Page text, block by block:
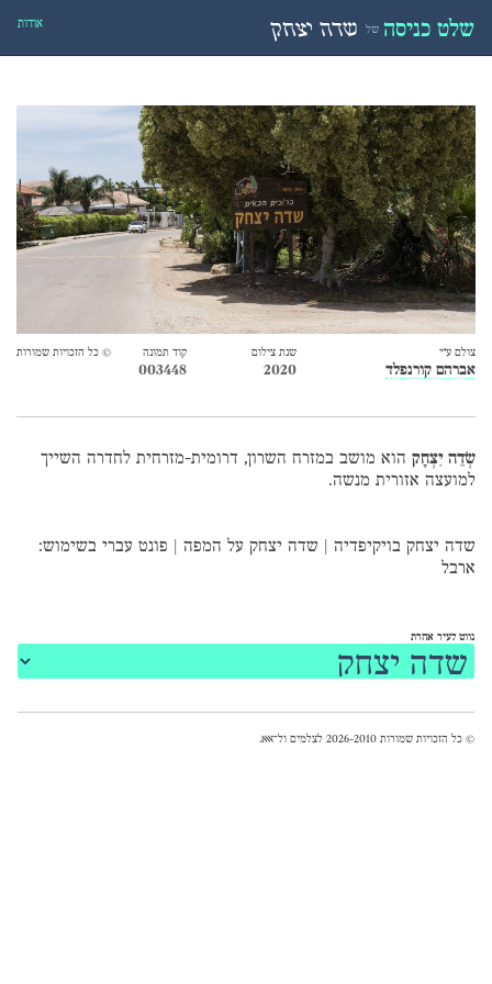
שלט כניסה של שדה יצחק אודות
צולם ע״י
אברהם קורנפלד
שנת צילום
2020
קוד תמונה
003448
© כל הזכויות שמורות
שְׂדֵה יִצְחָק הוא מושב במזרח השרון, דרומית-מזרחית לחדרה השייך
למועצה אזורית מנשה.
שדה יצחק בויקיפדיה |שדה יצחק על המפה פונט עברי בשימוש:
ארבל
נווט לעיר אחרת
© כל הזכויות שמורות 2026-2010 לצלמים ול־ אאא.